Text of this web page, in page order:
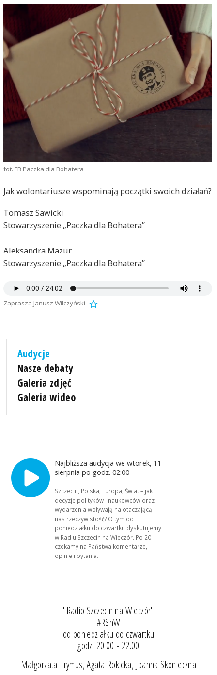
fot. FB Paczka dla Bohatera
Jak wolontariusze wspominają początki swoich działań?
Tomasz Sawicki
Stowarzyszenie „Paczka dla Bohatera”
Aleksandra Mazur
Stowarzyszenie „Paczka dla Bohatera”
Zaprasza Janusz Wilczyński
Audycje
Nasze debaty
Galeria zdjęć
Galeria wideo
Najbliższa audycja we wtorek, 11
sierpnia po godz. 02:00
Szczecin, Polska, Europa, Świat – jak
decyzje polityków i naukowców oraz
wydarzenia wpływają na otaczającą
nas rzeczywistość? O tym od
poniedziałku do czwartku dyskutujemy
w Radiu Szczecin na Wieczór. Po 20
czekamy na Państwa komentarze,
opinie i pytania.
"Radio Szczecin na Wieczór"
#RSnW
od poniedziałku do czwartku
godz. 20.00 - 22.00
Małgorzata Frymus, Agata Rokicka, Joanna Skonieczna